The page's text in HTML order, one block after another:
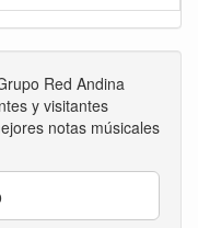
Red Andina
y visitantes
notas músicales